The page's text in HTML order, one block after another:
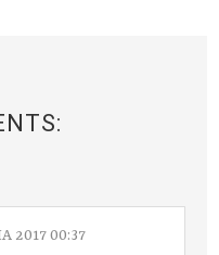
2017 00:37